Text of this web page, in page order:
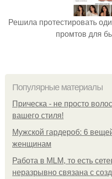
Решила протестировать
промтов для
Популярные материалы
Прическа - не просто
вашего стиля!
Мужской гардероб: 6
женщинам
Работа в MLM, то есть
неразрывно связана с